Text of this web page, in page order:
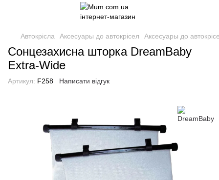
Автокрісла Аксесуары до автокрісел Аксесуары до
Сонцезахисна шторка DreamBaby
Extra-Wide
Артикул: F258 Написати відгук